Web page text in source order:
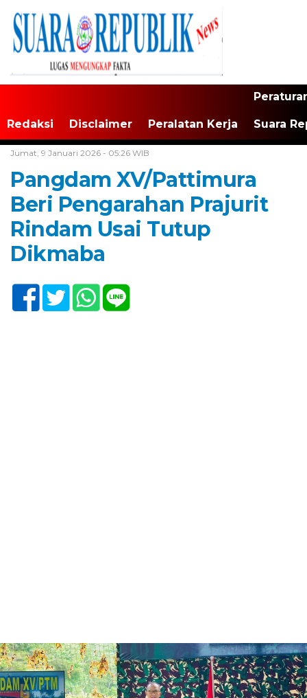
Redaksi Disclaimer Peralatan Kerja Suara
Jumat, 9 Januari 2026 - 05:26 WIB
Pangdam XV/Pattimura
Beri Pengarahan Prajurit
Rindam Usai Tutup
Dikmaba